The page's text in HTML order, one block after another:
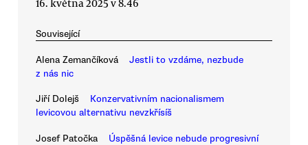
Související
Alena Zemančíková
Jestli to vzdáme, nezbude
z nás nic
Jiří Dolejš
Konzervativním nacionalismem
levicovou alternativu nevzkřísíš
Josef Patočka
Úspěšná levice nebude progresivní